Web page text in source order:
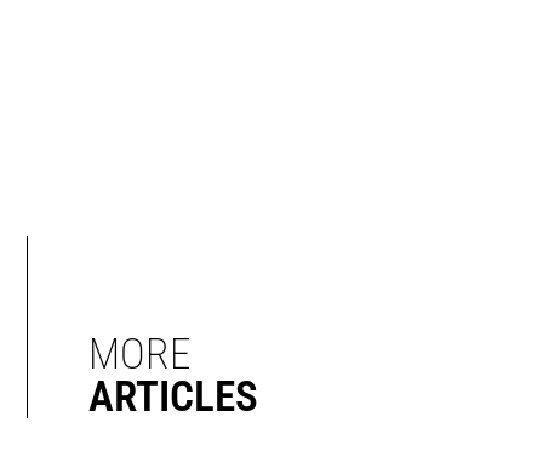
MORE
ARTICLES